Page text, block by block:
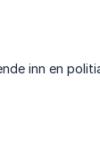
inn en